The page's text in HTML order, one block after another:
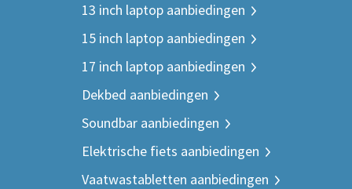
13 inch laptop aanbiedingen
15 inch laptop aanbiedingen
17 inch laptop aanbiedingen
Dekbed aanbiedingen
Soundbar aanbiedingen
Elektrische fiets aanbiedingen
Vaatwastabletten aanbiedingen